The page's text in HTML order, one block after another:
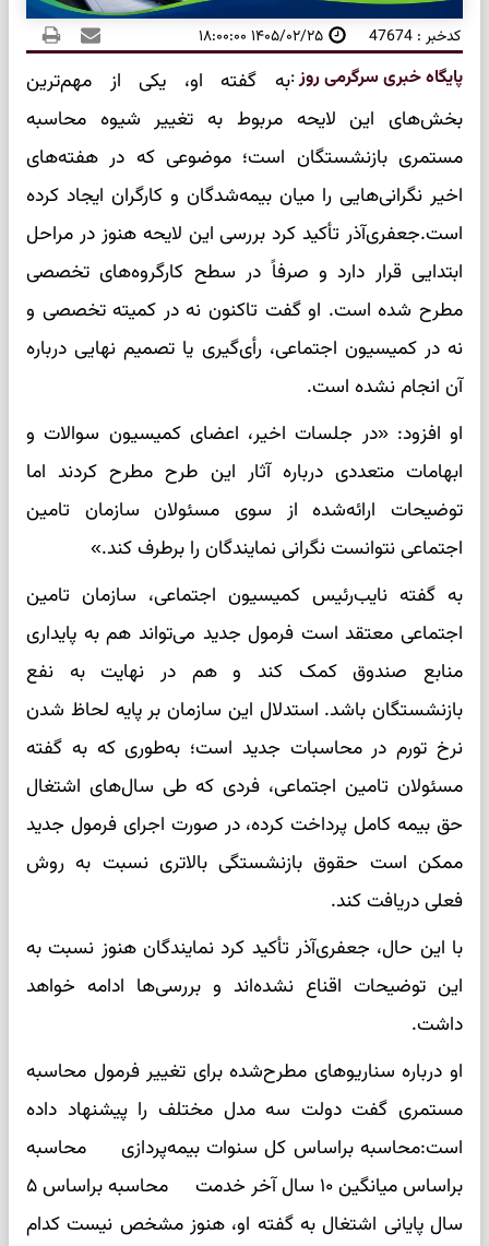
کدخبر : 47674 ۱۴۰۵/۰۲/۲۵ ۱۸:۰۰:۰۰
پایگاه خبری سرگرمی روز:به گفته او، یکی از مهم‌ترین
بخش‌های این لایحه مربوط به تغییر شیوه محاسبه
مستمری بازنشستگان است؛ موضوعی که در هفته‌های
اخیر نگرانی‌هایی را میان بیمه‌شدگان و کارگران ایجاد کرده
است.جعفری‌آذر تأکید کرد بررسی این لایحه هنوز در مراحل
ابتدایی قرار دارد و صرفاً در سطح کارگروه‌های تخصصی
مطرح شده است. او گفت تاکنون نه در کمیته تخصصی و
نه در کمیسیون اجتماعی، رأی‌گیری یا تصمیم نهایی درباره
آن انجام نشده است.
او افزود: «در جلسات اخیر، اعضای کمیسیون سوالات و
ابهامات متعددی درباره آثار این طرح مطرح کردند اما
توضیحات ارائه‌شده از سوی مسئولان سازمان تامین
اجتماعی نتوانست نگرانی نمایندگان را برطرف کند.»
به گفته نایب‌رئیس کمیسیون اجتماعی، سازمان تامین
اجتماعی معتقد است فرمول جدید می‌تواند هم به پایداری
منابع صندوق کمک کند و هم در نهایت به نفع
بازنشستگان باشد. استدلال این سازمان بر پایه لحاظ شدن
نرخ تورم در محاسبات جدید است؛ به‌طوری که به گفته
مسئولان تامین اجتماعی، فردی که طی سال‌های اشتغال
حق بیمه کامل پرداخت کرده، در صورت اجرای فرمول جدید
ممکن است حقوق بازنشستگی بالاتری نسبت به روش
فعلی دریافت کند.
با این حال، جعفری‌آذر تأکید کرد نمایندگان هنوز نسبت به
این توضیحات اقناع نشده‌اند و بررسی‌ها ادامه خواهد
داشت.
او درباره سناریوهای مطرح‌شده برای تغییر فرمول محاسبه
مستمری گفت دولت سه مدل مختلف را پیشنهاد داده
است:محاسبه براساس کل سنوات بیمه‌پردازی محاسبه
براساس میانگین ۱۰ سال آخر خدمت محاسبه براساس ۵
سال پایانی اشتغال به گفته او، هنوز مشخص نیست کدام